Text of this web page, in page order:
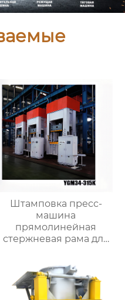
Штамповка пресс-
машина
прямолинейная
стержневая рама для
формовки